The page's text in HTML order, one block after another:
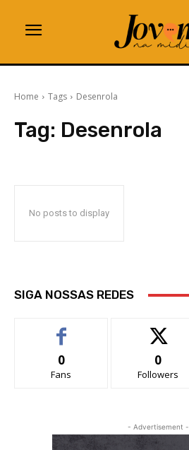
Home Tags Desenrola
Tag: Desenrola
No posts to display
SIGA NOSSAS REDES
0
Fans
0
Followers
- Advertisement -